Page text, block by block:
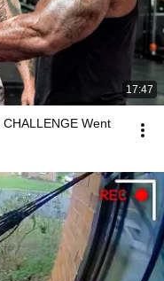
17:47
Went